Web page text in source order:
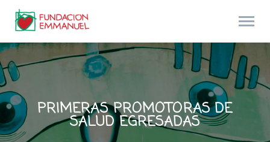
PRIMERAS PROMOTORAS DE
SALUD EGRESADAS